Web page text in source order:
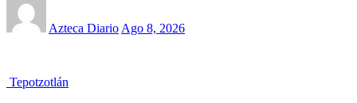
Azteca Diario Ago 8, 2026
Tepotzotlán